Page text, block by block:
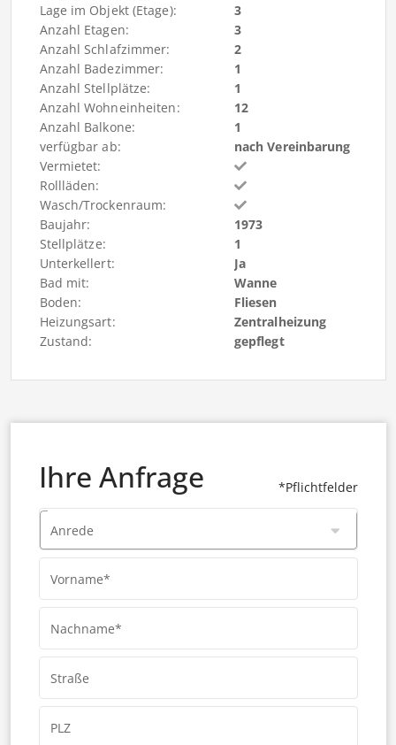
Lage im Objekt (Etage):
3
Anzahl Etagen:
3
Anzahl Schlafzimmer:
2
Anzahl Badezimmer:
1
Anzahl Stellplätze:
1
Anzahl Wohneinheiten:
12
Anzahl Balkone:
1
verfügbar ab:
nach Vereinbarung
Vermietet:
Rollläden:
Wasch/Trockenraum:
Baujahr:
1973
Stellplätze:
1
Unterkellert:
Ja
Bad mit:
Wanne
Boden:
Fliesen
Heizungsart:
Zentralheizung
Zustand:
gepflegt
*Pflichtfelder
Ihre Anfrage
Anrede
Vorname*
Nachname*
Straße
PLZ